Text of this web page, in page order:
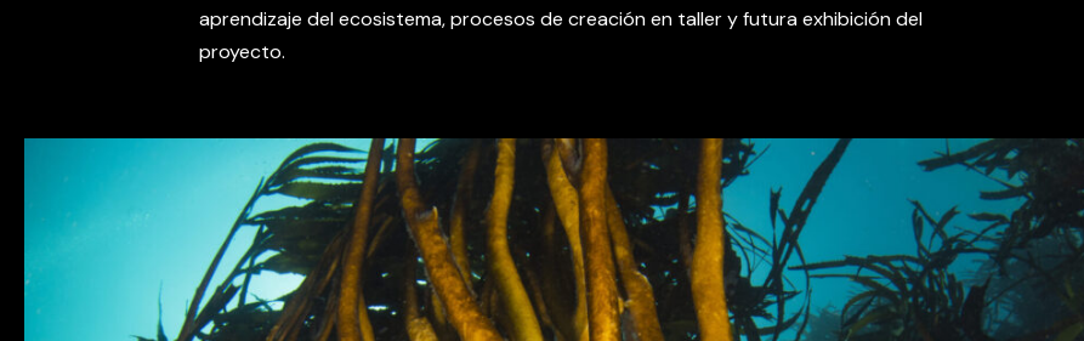
aprendizaje del ecosistema, procesos de creación en taller y futura exhibición del
proyecto.